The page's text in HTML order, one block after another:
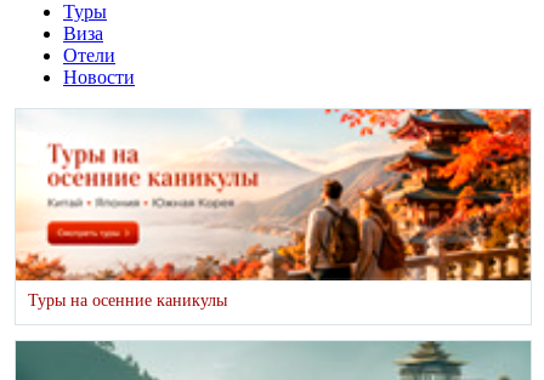
Туры
Виза
Отели
Новости
Туры на осенние каникулы